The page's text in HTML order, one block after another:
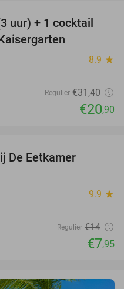
33%
uur) + 1 cocktail
8.9 star
Regulier €31,40
€20,90
De Eetkamer
9.9 star
Regulier €14
€7,95